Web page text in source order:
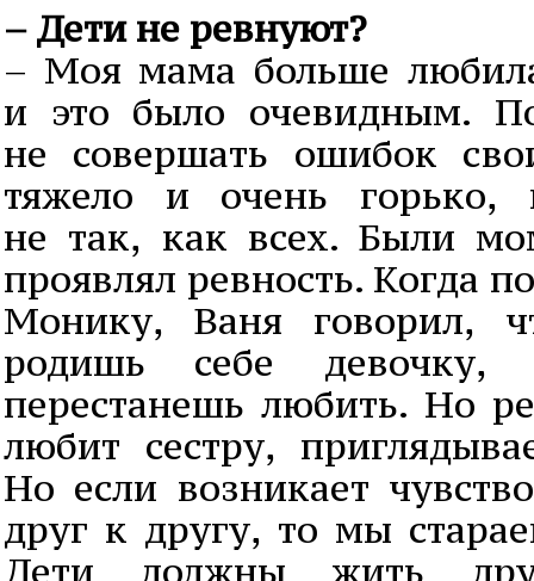
– Дети не ревнуют?
– Моя мама больше
и это было очевидным.
не совершать ошибок
тяжело и очень горько,
не так, как всех. Были
проявлял ревность. Когда
Монику, Ваня говорил,
родишь себе
перестанешь любить. Но
любит сестру,
Но если возникает
друг к другу, то мы
Дети должны жить